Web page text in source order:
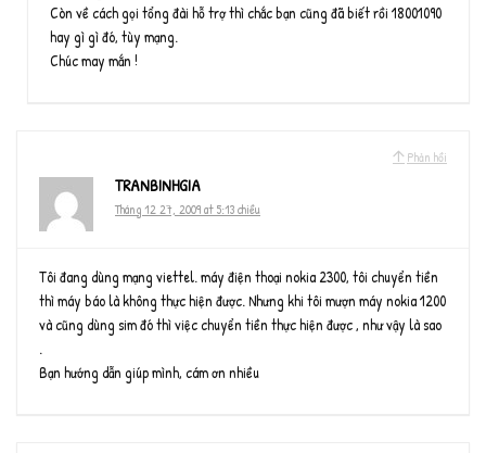
Còn về cách gọi tổng đài hỗ trợ thì chắc bạn cũng đã biết rồi 18001090
hay gì gì đó, tùy mạng.
Chúc may mắn !
Phản hồi
TRANBINHGIA
Tháng 12 27, 2009 at 5:13 chiều
Tôi đang dùng mạng viettel. máy điện thoại nokia 2300, tôi chuyển tiền
thì máy báo là không thực hiện được. Nhưng khi tôi mượn máy nokia 1200
và cũng dùng sim đó thì việc chuyển tiền thực hiện được , như vậy là sao
.
Bạn hướng dẫn giúp mình, cám ơn nhiều